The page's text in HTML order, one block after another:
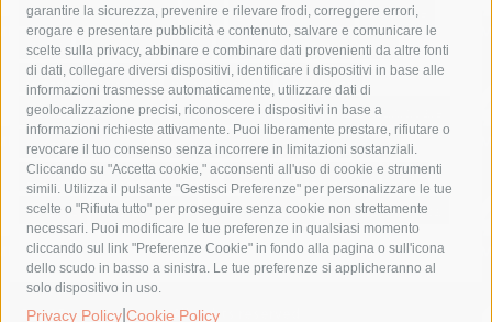
garantire la sicurezza, prevenire e rilevare frodi, correggere errori,
erogare e presentare pubblicità e contenuto, salvare e comunicare le
scelte sulla privacy, abbinare e combinare dati provenienti da altre fonti
di dati, collegare diversi dispositivi, identificare i dispositivi in base alle
informazioni trasmesse automaticamente, utilizzare dati di
geolocalizzazione precisi, riconoscere i dispositivi in base a
informazioni richieste attivamente. Puoi liberamente prestare, rifiutare o
revocare il tuo consenso senza incorrere in limitazioni sostanziali.
Cliccando su "Accetta cookie," acconsenti all'uso di cookie e strumenti
simili. Utilizza il pulsante "Gestisci Preferenze" per personalizzare le tue
scelte o "Rifiuta tutto" per proseguire senza cookie non strettamente
necessari. Puoi modificare le tue preferenze in qualsiasi momento
cliccando sul link "Preferenze Cookie" in fondo alla pagina o sull'icona
dello scudo in basso a sinistra. Le tue preferenze si applicheranno al
solo dispositivo in uso.
Privacy Policy Cookie Policy
fondazione sorrento
gori guardia costiera
incidente
lavori
lorenzo balducelli mare
massa lubrense
massimo coppola
Meta napoli
ordinanza
penisola sorrentina
piano di sorrento
polizia municipale
protezione civile
Regione Campania
sant'agnello
sindaco cuomo
sorrento studenti temporali
treni
turismo
Vico Equense villa fiorentino vincenzo de luca
© 2015 SorrentoPress. All rights reserved.